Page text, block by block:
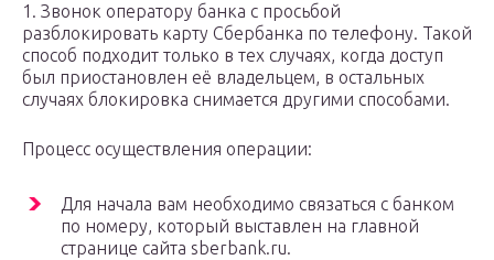
1. Звонок оператору банка с просьбой
разблокировать карту Сбербанка по телефону. Такой
способ подходит только в тех случаях, когда доступ
был приостановлен её владельцем, в остальных
случаях блокировка снимается другими способами.
Процесс осуществления операции:
Для начала вам необходимо связаться с банком
по номеру, который выставлен на главной
странице сайта sberbank.ru.